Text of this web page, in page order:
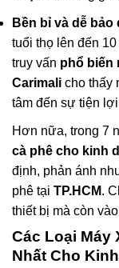
Bền bỉ và dễ
tuổi thọ lên đến
truy vấn phổ biến
Carimali cho thấy
tâm đến sự tiện lợi
Hơn nữa, trong 7
cà phê cho kinh
định, phản ánh
phê tại TP.HCM.
thiết bị mà còn
Các Loại Máy
Nhất Cho